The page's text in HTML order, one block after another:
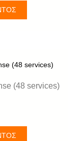
(48 services)